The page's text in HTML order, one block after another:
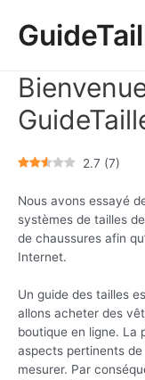
contenido
2.7 (7)
Nous avons essayé
systèmes de tailles
de chaussures afin
Internet.
Un guide des tailles
allons acheter des
boutique en ligne. La
aspects pertinents
mesurer. Par